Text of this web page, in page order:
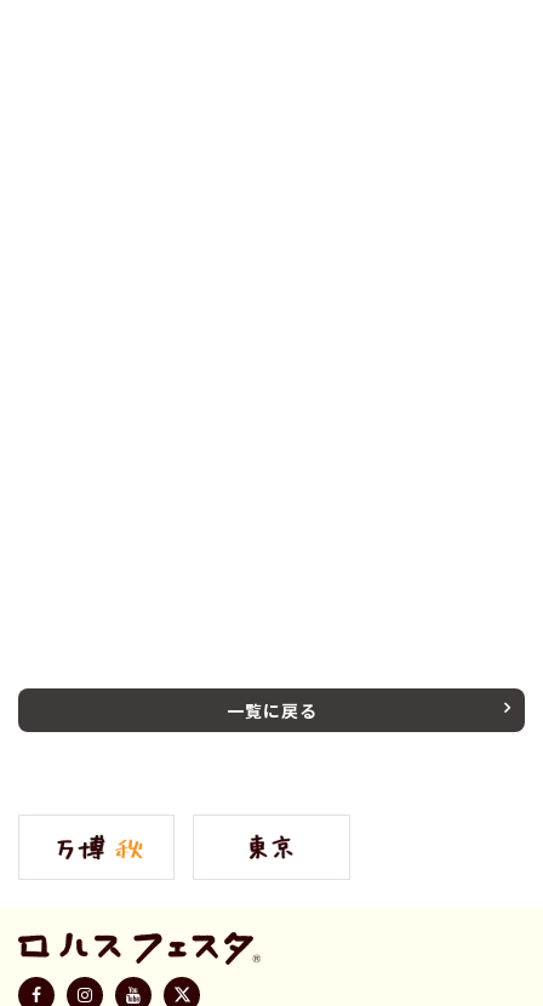
一覧に戻る